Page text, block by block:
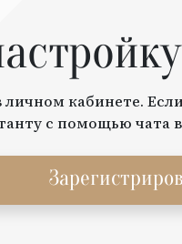
кабинете.
с помощью чата